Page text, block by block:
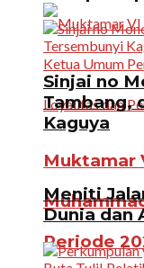
Muktamar
Periode
Sinjai no
Tambang,
Kaguya
Meniti
Dunia dan